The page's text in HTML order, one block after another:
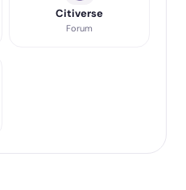
Citiverse
Forum